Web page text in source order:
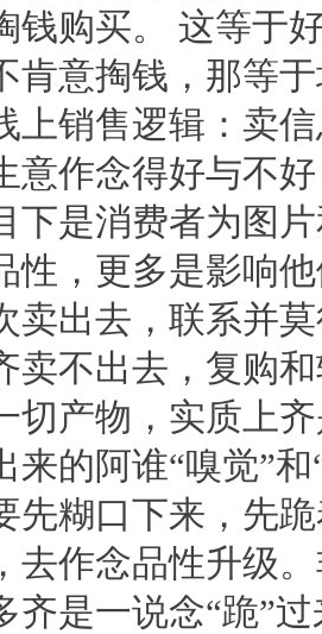
钱购买。 这等于
肯意掏钱，那等
上销售逻辑：卖
意作念得好与不
下是消费者为图
性，更多是影响
卖出去，联系并
卖不出去，复购
切产物，实质上
来的阿谁“嗅觉”和
先糊口下来，先
去作念品性升级
齐是一说念“跪”